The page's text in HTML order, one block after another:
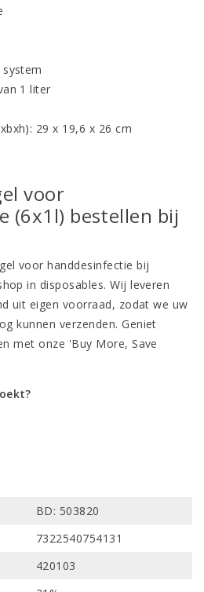
1 liter
29 x 19,6 x 26 cm
voor
(6x1l) bestellen bij
voor handdesinfectie bij
in disposables. Wij leveren
uit eigen voorraad, zodat we uw
kunnen verzenden. Geniet
met onze 'Buy More, Save
BD: 503820
7322540754131
420103